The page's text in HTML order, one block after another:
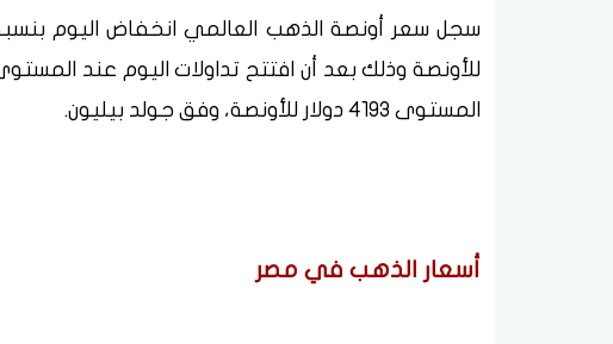
المستوى 4193 دولار للأونصة، وفق جولد بيليون.
أسعار الذهب في مصر